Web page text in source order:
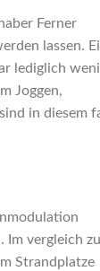
Ferner
lassen.
lediglich
Joggen,
in diesem
Im vergleich zu
Strandplatze